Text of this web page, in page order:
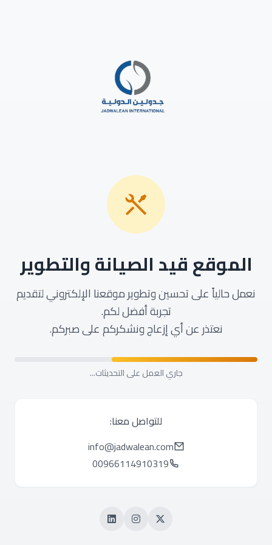
الموقع قيد الصيانة والتطوير
نعمل حالياً على تحسين وتطوير موقعنا الإلكتروني لتقديم
تجربة أفضل لكم.
نعتذر عن أي إزعاج ونشكركم على صبركم.
جاري العمل على التحديثات...
للتواصل معنا:
info@jadwalean.com
00966114910319